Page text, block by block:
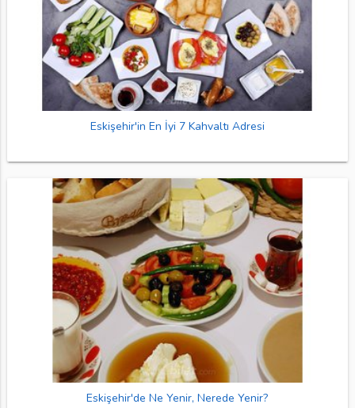
Eskişehir'in En İyi 7 Kahvaltı Adresi
Eskişehir'de Ne Yenir, Nerede Yenir?